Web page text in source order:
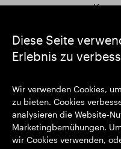
Diese Seite
Erlebnis zu
Wir verwenden Cookies,
zu bieten. Cookies
analysieren die Website-
Marketingbemühungen.
wir Cookies verwenden,
Eingetragener Sitz: 1 New
Im Vereinigten Königreich
Registrierungsort: England &